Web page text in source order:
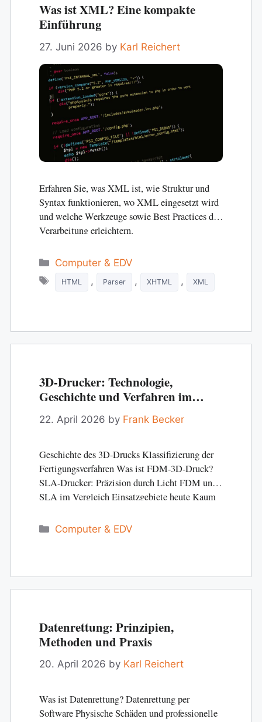
Was ist XML? Eine kompakte
Einführung
27. Juni 2026 by Karl Reichert
Erfahren Sie, was XML ist, wie Struktur und
Syntax funktionieren, wo XML eingesetzt wird
und welche Werkzeuge sowie Best Practices die
Verarbeitung erleichtern.
Categories
Computer & EDV
Tags
HTML , Parser , XHTML , XML
3D-Drucker: Technologie,
Geschichte und Verfahren im
Überblick
22. April 2026 by Frank Becker
Geschichte des 3D-Drucks Klassifizierung der
Fertigungsverfahren Was ist FDM-3D-Druck?
SLA-Drucker: Präzision durch Licht FDM und
SLA im Vergleich Einsatzgebiete heute Kaum
letzten Jahrzehnte so nachhaltig verändert wie
Categories
Computer & EDV
Datenrettung: Prinzipien,
Methoden und Praxis
20. April 2026 by Karl Reichert
Was ist Datenrettung? Datenrettung per
Software Physische Schäden und professionelle